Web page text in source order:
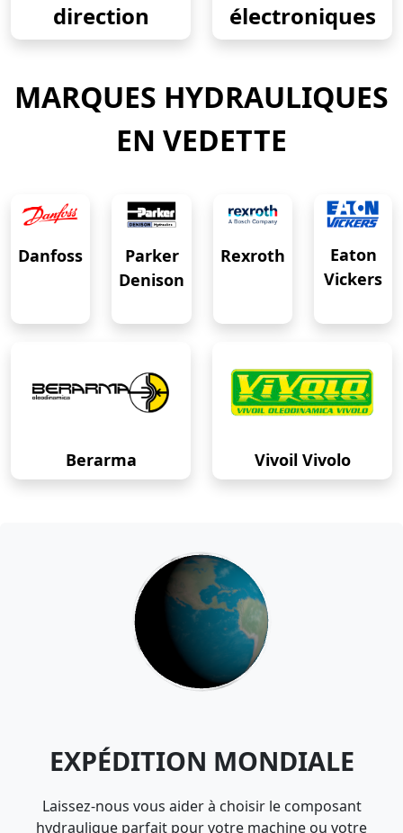
direction
électroniques
MARQUES HYDRAULIQUES
EN VEDETTE
Danfoss
Parker
Denison
Rexroth
Eaton
Vickers
Berarma Vivoil Vivolo
EXPÉDITION MONDIALE
Laissez-nous vous aider à choisir le composant
hydraulique parfait pour votre machine ou votre